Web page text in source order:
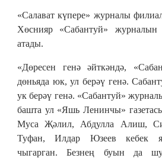
«Салават күпере» журналы
Хөснияр «Сабантуй»
атады.
«Дөресен генә әйткәндә,
дөньяда юк, ул берәү генә.
ук берәү генә. «Сабантуй»
башта ул «Яшь Ленинчы»
Муса Җәлил, Абдулла Алиш,
Туфан, Илдар Юзеев кебек
чыгарган. Безнең буын да